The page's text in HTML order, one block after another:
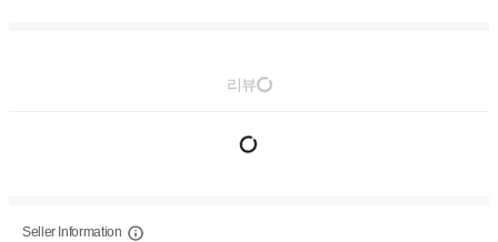
리뷰
Seller Information